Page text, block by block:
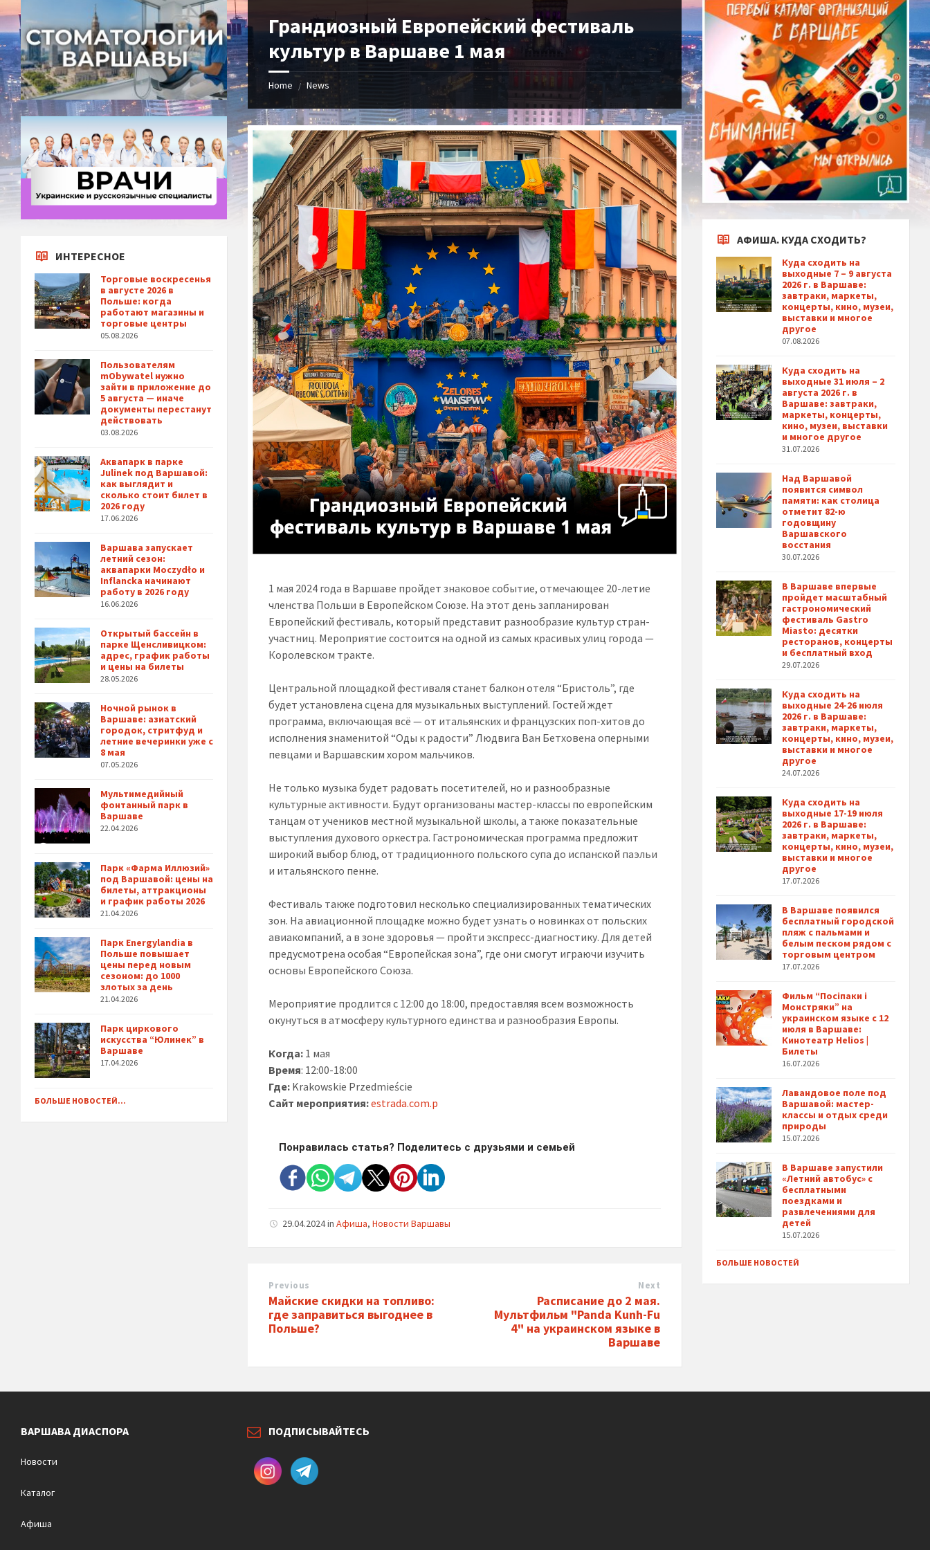
Грандиозный Европейский фестиваль
культур в Варшаве 1 мая
Home / News
1 мая 2024 года в Варшаве пройдет знаковое событие, отмечающее 20-летие
членства Польши в Европейском Союзе. На этот день запланирован
Европейский фестиваль, который представит разнообразие культур стран-
участниц. Мероприятие состоится на одной из самых красивых улиц города —
Королевском тракте.
Центральной площадкой фестиваля станет балкон отеля “Бристоль”, где
будет установлена сцена для музыкальных выступлений. Гостей ждет
программа, включающая всё — от итальянских и французских поп-хитов до
исполнения знаменитой “Оды к радости” Людвига Ван Бетховена оперными
певцами и Варшавским хором мальчиков.
Не только музыка будет радовать посетителей, но и разнообразные
культурные активности. Будут организованы мастер-классы по европейским
танцам от учеников местной музыкальной школы, а также показательные
выступления духового оркестра. Гастрономическая программа предложит
широкий выбор блюд, от традиционного польского супа до испанской паэльи
и итальянского пенне.
Фестиваль также подготовил несколько специализированных тематических
зон. На авиационной площадке можно будет узнать о новинках от польских
авиакомпаний, а в зоне здоровья — пройти экспресс-диагностику. Для детей
предусмотрена особая “Европейская зона”, где они смогут играючи изучить
основы Европейского Союза.
Мероприятие продлится с 12:00 до 18:00, предоставляя всем возможность
окунуться в атмосферу культурного единства и разнообразия Европы.
Когда: 1 мая
Время: 12:00-18:00
Где: Krakowskie Przedmieście
Сайт мероприятия:estrada.com.p
Понравилась статья? Поделитесь с друзьями и семьей
29.04.2024inАфиша,Новости Варшавы
Previous
Майские скидки на топливо:
где заправиться выгоднее в
Польше?
Next
Расписание до 2 мая.
Мультфильм "Panda Kunh-Fu
4" на украинском языке в
Варшаве
ИНТЕРЕСНОЕ
Торговые воскресенья
в августе 2026 в
Польше: когда
работают магазины и
торговые центры
05.08.2026
Пользователям
mObywatel нужно
зайти в приложение до
5 августа — иначе
документы перестанут
действовать
03.08.2026
Аквапарк в парке
Julinek под Варшавой:
как выглядит и
сколько стоит билет в
2026 году
17.06.2026
Варшава запускает
летний сезон:
аквапарки Moczydło и
Inflancka начинают
работу в 2026 году
16.06.2026
Открытый бассейн в
парке Щенсливицком:
адрес, график работы
и цены на билеты
28.05.2026
Ночной рынок в
Варшаве: азиатский
городок, стритфуд и
летние вечеринки уже с
8 мая
07.05.2026
Мультимедийный
фонтанный парк в
Варшаве
22.04.2026
Парк «Фарма Иллюзий»
под Варшавой: цены на
билеты, аттракционы
и график работы 2026
21.04.2026
Парк Energylandia в
Польше повышает
цены перед новым
сезоном: до 1000
злотых за день
21.04.2026
Парк циркового
искусства “Юлинек” в
Варшаве
17.04.2026
БОЛЬШЕ НОВОСТЕЙ...
АФИША. КУДА СХОДИТЬ?
Куда сходить на
выходные 7 – 9 августа
2026 г. в Варшаве:
завтраки, маркеты,
концерты, кино, музеи,
выставки и многое
другое
07.08.2026
Куда сходить на
выходные 31 июля – 2
августа 2026 г. в
Варшаве: завтраки,
маркеты, концерты,
кино, музеи, выставки
и многое другое
31.07.2026
Над Варшавой
появится символ
памяти: как столица
отметит 82-ю
годовщину
Варшавского
восстания
30.07.2026
В Варшаве впервые
пройдет масштабный
гастрономический
фестиваль Gastro
Miasto: десятки
ресторанов, концерты
и бесплатный вход
29.07.2026
Куда сходить на
выходные 24-26 июля
2026 г. в Варшаве:
завтраки, маркеты,
концерты, кино, музеи,
выставки и многое
другое
24.07.2026
Куда сходить на
выходные 17-19 июля
2026 г. в Варшаве:
завтраки, маркеты,
концерты, кино, музеи,
выставки и многое
другое
17.07.2026
В Варшаве появился
бесплатный городской
пляж с пальмами и
белым песком рядом с
торговым центром
17.07.2026
Фильм “Посіпаки і
Монстряки” на
украинском языке с 12
июля в Варшаве:
Кинотеатр Helios |
Билеты
16.07.2026
Лавандовое поле под
Варшавой: мастер-
классы и отдых среди
природы
15.07.2026
В Варшаве запустили
«Летний автобус» с
бесплатными
поездками и
развлечениями для
детей
15.07.2026
БОЛЬШЕ НОВОСТЕЙ
ВАРШАВА ДИАСПОРА
Новости
Каталог
Афиша
ПОДПИСЫВАЙТЕСЬ